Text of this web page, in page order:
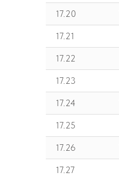
17.20
17.21
17.22
17.23
17.24
17.25
17.26
17.27